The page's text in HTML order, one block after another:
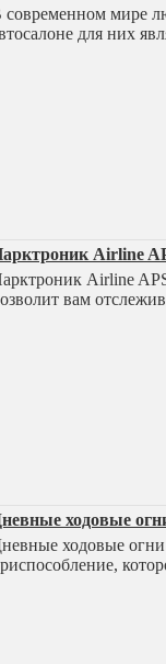
современном мире
для них
Airline
Airline
вам
ходовые
ходовые